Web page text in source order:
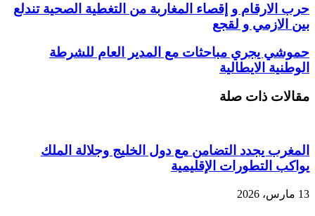
حرب الارقام و إقصاء المغاربة من التغطية الصحية تندلع
بين الازمي و لقجع
حموشي يجري مباحثات مع المدير العام للشرطة
الوطنية الايطالية
مقالات ذات صلة
المغرب يجدد التضامن مع دول الخليج وجلالة الملك
يواكب التطورات الإقليمية
13 مارس، 2026